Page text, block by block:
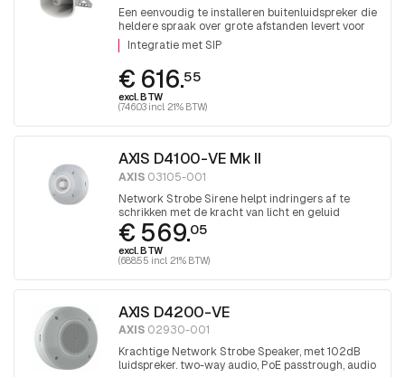
Een eenvoudig te installeren buitenluidspreker die
heldere spraak over grote afstanden levert voor
spreken op afstand in
videobewakingstoepassingen.
Integratie met SIP
€ 616.55
excl. BTW
(746.03 incl. 21% BTW)
AXIS D4100-VE Mk II
AXIS 03105-001
Network Strobe Sirene helpt indringers af te
schrikken met de kracht van licht en geluid
€ 569.05
excl. BTW
(688.55 incl. 21% BTW)
AXIS D4200-VE
AXIS 02930-001
Krachtige Network Strobe Speaker, met 102dB
luidspreker. two-way audio, PoE passtrough, audio